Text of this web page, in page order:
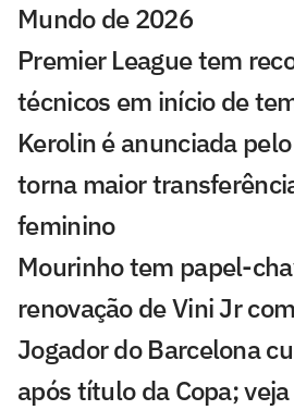
Mundo de 2026
Premier League tem
técnicos em início de
Kerolin é anunciada
torna maior
feminino
Mourinho tem papel-
renovação de Vini Jr
Jogador do Barcelona
após título da Copa; veja